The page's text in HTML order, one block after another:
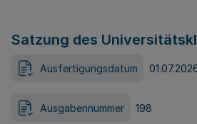
Satzung des
Ausfertigungsdatum
Ausgabennummer 198